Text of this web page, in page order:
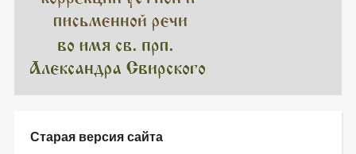
Старая версия сайта